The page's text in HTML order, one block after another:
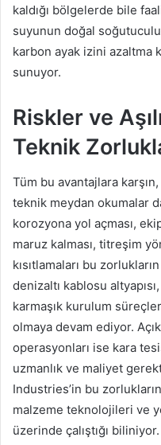
kaldığı bölgelerde bile
suyunun doğal
karbon ayak izini azaltma
sunuyor.
Riskler ve
Teknik
Tüm bu avantajlara
teknik meydan okumalar
korozyona yol açması,
maruz kalması, titreşim
kısıtlamaları bu
denizaltı kablosu
karmaşık kurulum
olmaya devam ediyor.
operasyonları ise kara
uzmanlık ve maliyet
Industries’in bu
malzeme teknolojileri ve
üzerinde çalıştığı biliniyor.